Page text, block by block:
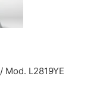
/ Mod. L2819YE